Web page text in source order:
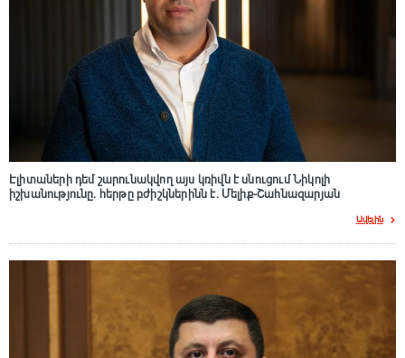
Էլիտաների դեմ շարունակվող այս կռիվն է սնուցում Նիկոլի
իշխանությունը. հերթը բժիշկներինն է. Մելիք-Շահնազարյան
Ավելին